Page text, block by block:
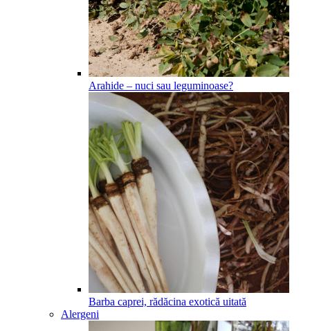
Arahide – nuci sau leguminoase?
Barba caprei, rădăcina exotică uitată
Alergeni